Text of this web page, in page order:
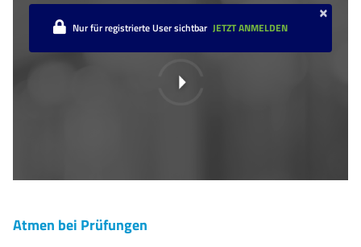
Nur für registrierte User sichtbar JETZT ANMELDEN
×
Atmen bei Prüfungen